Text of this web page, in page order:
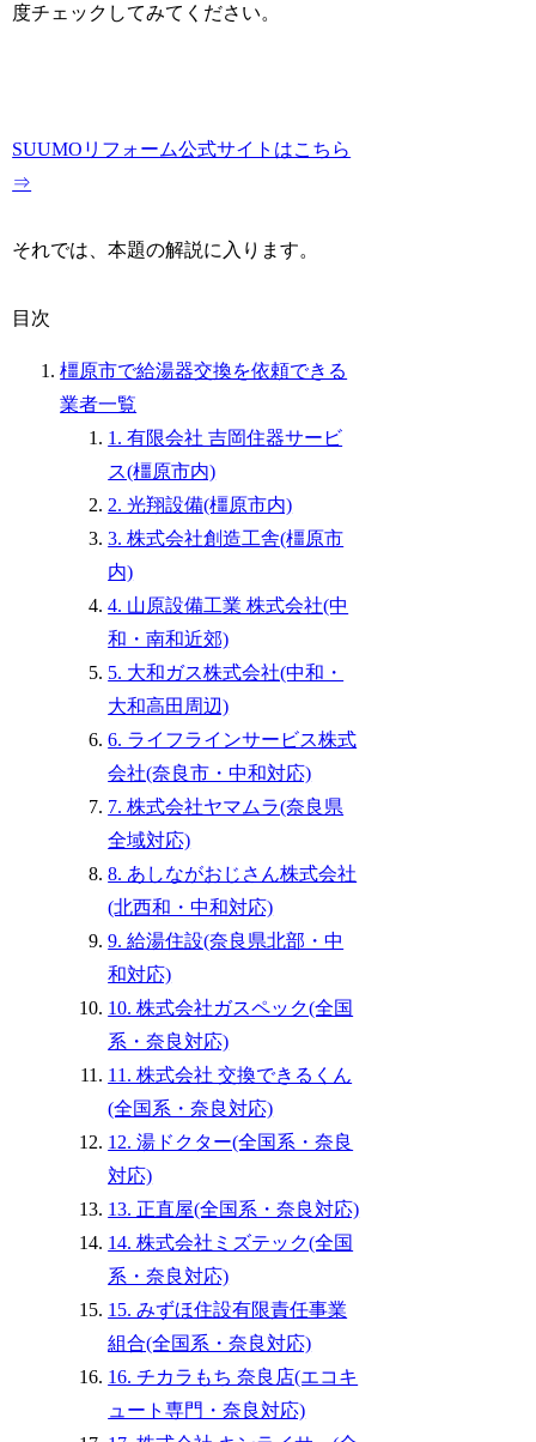
度チェックしてみてください。
SUUMOリフォーム公式サイトはこちら
⇒
それでは、本題の解説に入ります。
目次
橿原市で給湯器交換を依頼できる
業者一覧
1. 有限会社 吉岡住器サービ
ス(橿原市内)
2. 光翔設備(橿原市内)
3. 株式会社創造工舎(橿原市
内)
4. 山原設備工業 株式会社(中
和・南和近郊)
5. 大和ガス株式会社(中和・
大和高田周辺)
6. ライフラインサービス株式
会社(奈良市・中和対応)
7. 株式会社ヤマムラ(奈良県
全域対応)
8. あしながおじさん株式会社
(北西和・中和対応)
9. 給湯住設(奈良県北部・中
和対応)
10. 株式会社ガスペック(全国
系・奈良対応)
11. 株式会社 交換できるくん
(全国系・奈良対応)
12. 湯ドクター(全国系・奈良
対応)
13. 正直屋(全国系・奈良対応)
14. 株式会社ミズテック(全国
系・奈良対応)
15. みずほ住設有限責任事業
組合(全国系・奈良対応)
16. チカラもち 奈良店(エコキ
ュート専門・奈良対応)